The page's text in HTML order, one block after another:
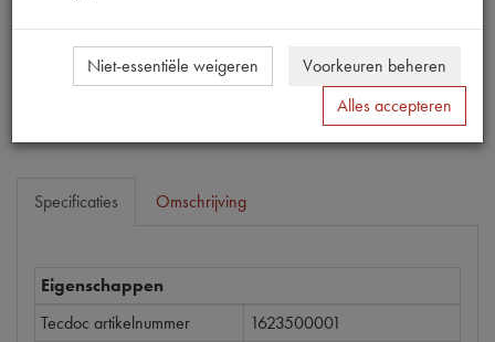
13 (€4,24excl. btw)
Bestel
Specificaties Omschrijving
Eigenschappen
Tecdoc artikelnummer
1623500001
Niet-essentiële weigeren
Voorkeuren beheren
Alles accepteren